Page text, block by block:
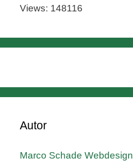
Views: 148116
Autor
Marco Schade Webdesign